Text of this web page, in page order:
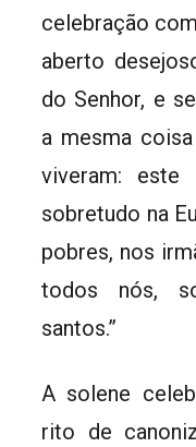
celebração
aberto
do Senhor, e
a mesma
viveram:
sobretudo na
pobres, nos
todos nós,
santos.”
A solene
rito de